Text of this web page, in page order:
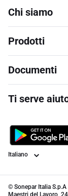
Chi siamo
Prodotti
Documenti
Ti serve
Lingua
© Sonepar Italia
Maestri del Lavoro,